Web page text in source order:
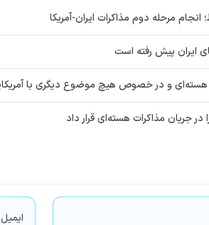
مرحله دوم مذاکرات ایران-آمریکا
ایران پیش رفته است
و در خصوص هیچ موضوع دیگری با
جریان مذاکرات هسته‌ای قرار داد